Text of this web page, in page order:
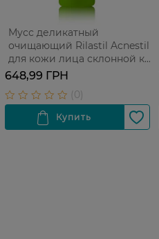
Мусс деликатный
очищающий Rilastil Acnestil
для кожи лица склонной к
акне 165 мл
648,99 ГРН